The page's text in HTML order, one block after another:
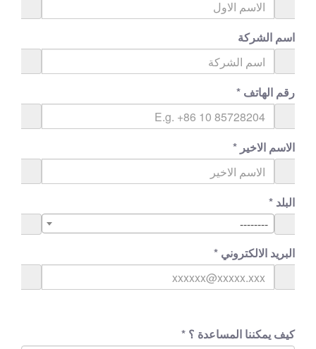
اسم الشركة
رقم الهاتف *
الاسم الاخير *
البلد *
--------
البريد الالكتروني *
كيف يمكننا المساعدة ؟ *